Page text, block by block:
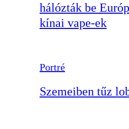
hálózták be
kínai vape-ek
Portré
Szemeiben tűz